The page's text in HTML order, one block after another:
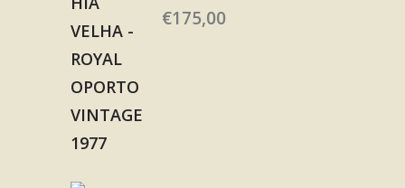
€175,00